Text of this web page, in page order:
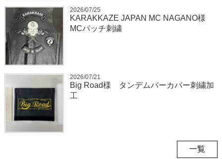
2026/07/25
KARAKKAZE JAPAN MC NAGANO様
MCパッチ刺繍
2026/07/21
Big Road様 タンデムバーカバー刺繍加
工
一覧